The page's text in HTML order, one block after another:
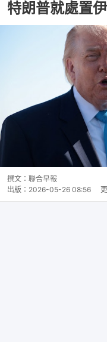
特朗普就處置
撰文： 聯合早報
出版： 2026-05-26 08:56